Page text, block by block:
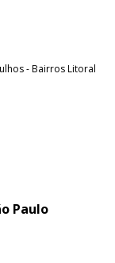
- BairrosLitoral
Paulo